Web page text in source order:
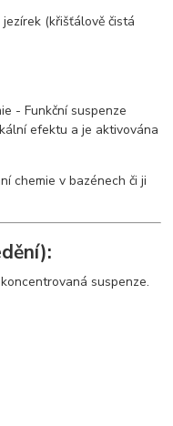
(křišťálově čistá
- Funkční suspenze
efektu a je aktivována
chemie v bazénech či ji
suspenze.